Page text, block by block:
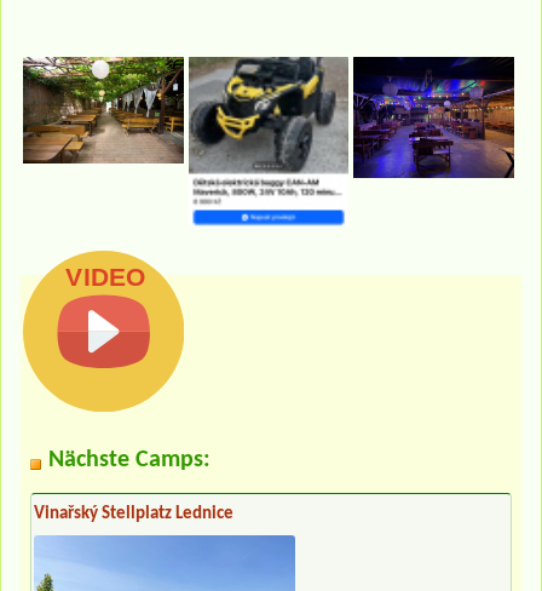
Nächste Camps:
Vinařský Stellplatz Lednice